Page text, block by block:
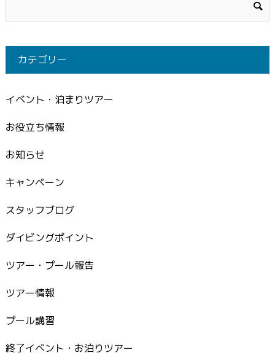
カテゴリー
イベント・泊まりツアー
お役立ち情報
お知らせ
キャンペーン
スタッフブログ
ダイビングポイント
ツアー・プール報告
ツアー情報
プール講習
終了イベント・お泊りツアー